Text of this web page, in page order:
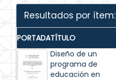
Resultados por ítem:
PORTADATÍTULO
Diseño de un
programa de
educación en